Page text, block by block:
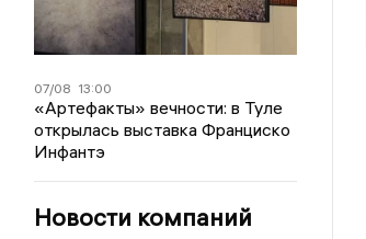
07/08 13:00
«Артефакты» вечности: в Туле
открылась выставка Франциско
Инфантэ
Новости компаний